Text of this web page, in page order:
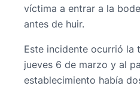
víctima a entrar a la
antes de huir.
Este incidente ocurrió la
jueves 6 de marzo y al
establecimiento había